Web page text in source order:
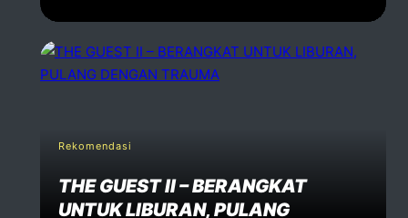
Rekomendasi
THE GUEST II – BERANGKAT
UNTUK LIBURAN, PULANG